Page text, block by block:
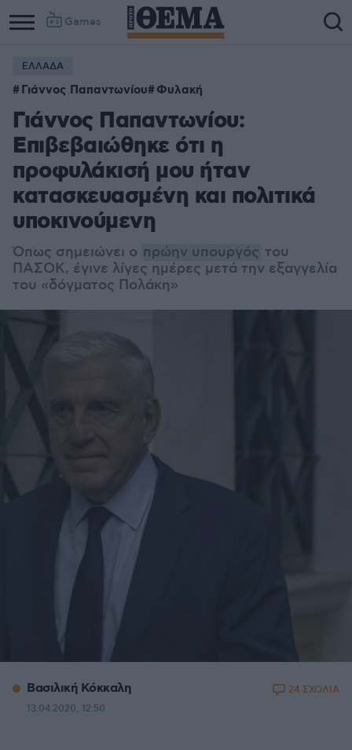
Games
ΕΛΛΑΔΑ
Γιάννος Παπαντωνίου Φυλακή
Γιάννος Παπαντωνίου:
Επιβεβαιώθηκε ότι η
προφυλάκισή μου ήταν
κατασκευασμένη και πολιτικά
υποκινούμενη
Όπως σημειώνει ο πρώην υπουργός του
ΠΑΣΟΚ, έγινε λίγες ημέρες μετά την εξαγγελία
του «δόγματος Πολάκη»
Βασιλική Κόκκαλη
13.04.2020, 12:50
24 ΣΧΟΛΙΑ